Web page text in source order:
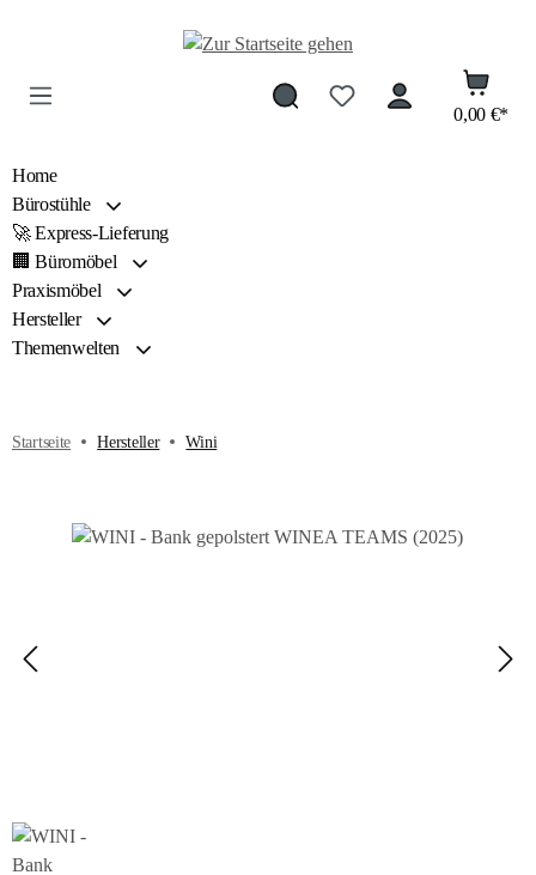
Zum Hauptinhalt springen
0,00 €*
Home
Bürostühle
🚀 Express-Lieferung
🏢 Büromöbel
Praxismöbel
Hersteller
Themenwelten
Startseite Hersteller Wini